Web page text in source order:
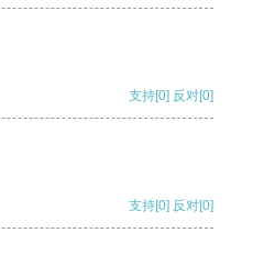
支持[0] 反对[0]
支持[0] 反对[0]